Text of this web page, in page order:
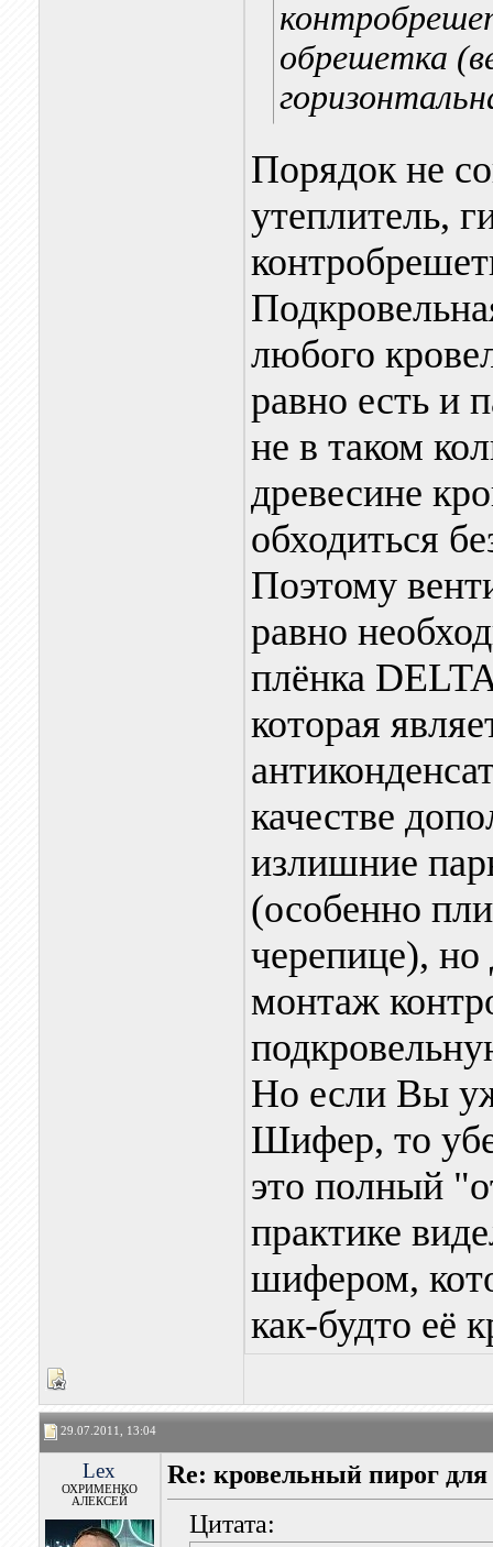
обрешетка
Порядок не
утеплитель,
любого
равно есть и
не в таком
древесине
обходиться
Поэтому
равно
плёнка
которая
качестве
излишние
(особенно
черепице),
монтаж
Но если Вы
Шифер, то
это полный
практике
шифером,
как-будто её
29.07.2011, 13:04
Lex
ОХРИМЕНКО
АЛЕКСЕЙ
Re: кровельный пирог
Цитата: